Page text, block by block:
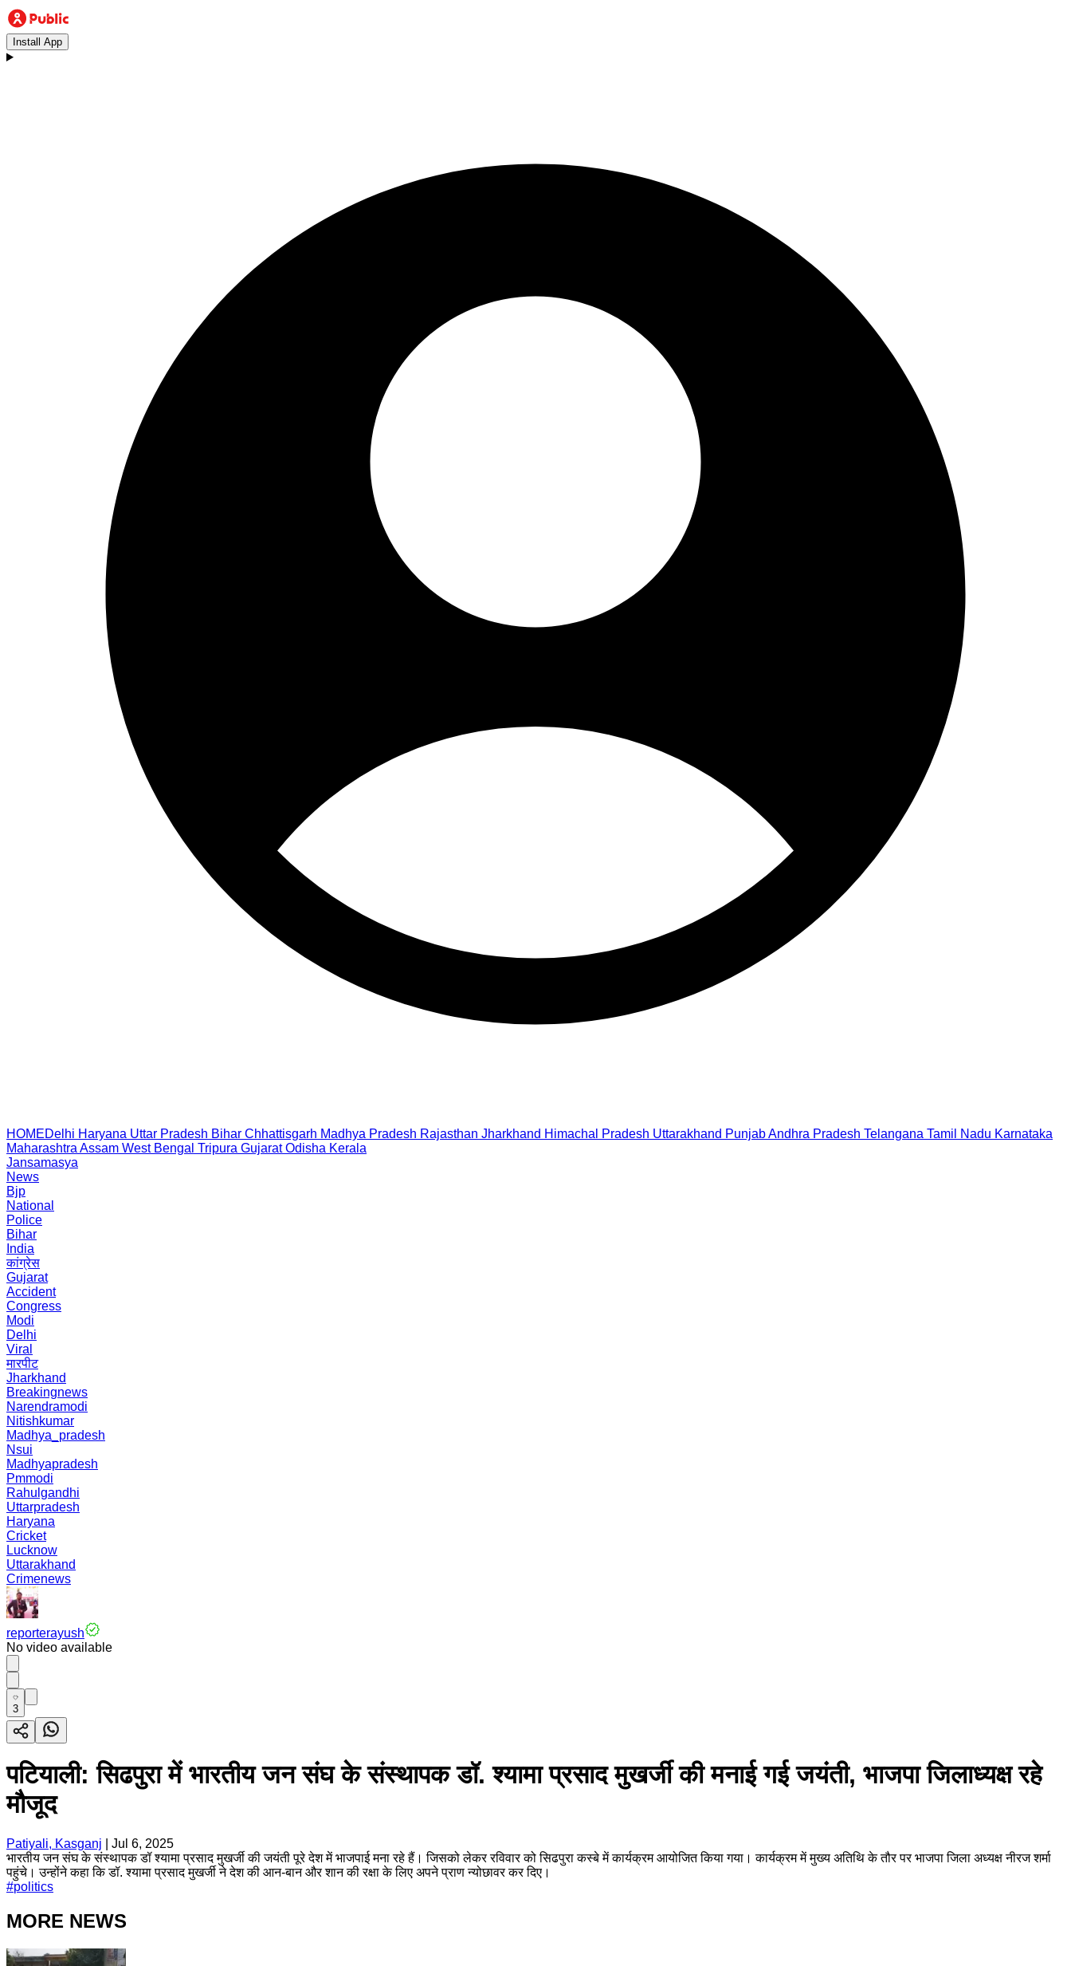
Install App
HOMEDelhi Haryana Uttar Pradesh Bihar Chhattisgarh Madhya Pradesh Rajasthan Jharkhand Himachal Pradesh Uttarakhand PunjabAndhra Pradesh Telangana Tamil Nadu Karnataka
Maharashtra Assam West Bengal Tripura Gujarat Odisha Kerala
Jansamasya
News
Bjp
National
Police
Bihar
India
कांग्रेस
Gujarat
Accident
Congress
Modi
Delhi
Viral
मारपीट
Jharkhand
Breakingnews
Narendramodi
Nitishkumar
Madhya_pradesh
Nsui
Madhyapradesh
Pmmodi
Rahulgandhi
Uttarpradesh
Haryana
Cricket
Lucknow
Uttarakhand
Crimenews
reporterayush
No video available
3
पटियाली: सिढपुरा में भारतीय जन संघ के संस्थापक डॉ. श्यामा प्रसाद मुखर्जी की मनाई गई जयंती, भाजपा जिलाध्यक्ष रहे
मौजूद
Patiyali, Kasganj
Jul 6, 2025
भारतीय जन संघ के संस्थापक डॉ श्यामा प्रसाद मुखर्जी की जयंती पूरे देश में भाजपाई मना रहे हैं। जिसको लेकर रविवार को सिढपुरा कस्बे में कार्यक्रम आयोजित किया गया। कार्यक्रम में मुख्य अतिथि के तौर पर भाजपा जिला अध्यक्ष नीरज शर्मा
पहुंचे। उन्होंने कहा कि डॉ. श्यामा प्रसाद मुखर्जी ने देश की आन-बान और शान की रक्षा के लिए अपने प्राण न्योछावर कर दिए।
#politics
MORE NEWS